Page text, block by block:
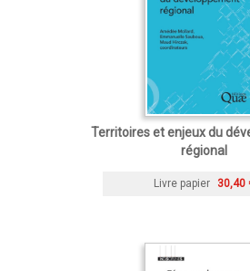
Territoires et enjeux du
régional
Livre papier 30,40